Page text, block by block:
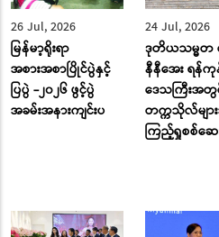
26 Jul, 2026
မြန်မာ့ရိုးရာ
အစားအစာပြိုင်ပွဲနှင့်
ပြပွဲ -၂၀၂၆ ဖွင့်ပွဲ
အခမ်းအနားကျင်းပ
24 Jul, 2026
ဒုတိယသမ္မတ ဒ
နီနီအေး ရန်
ဒေသကြီးအတွ
တက္ကသိုလ်မျာ
ကြည့်ရှုစစ်ဆေ